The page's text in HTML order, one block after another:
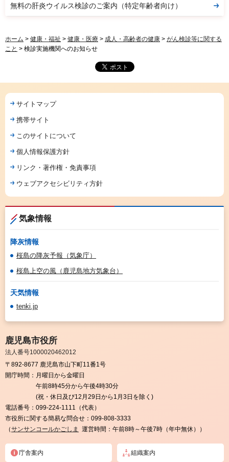
無料の肝炎ウイルス検診のご案内（特定年齢者向け）
ホーム > 健康・福祉 > 健康・医療 > 成人・高齢者の健康 > がん検診等に関する
こと > 検診実施機関へのお知らせ
サイトマップ
携帯サイト
このサイトについて
個人情報保護方針
リンク・著作権・免責事項
ウェブアクセシビリティ方針
気象情報
降灰情報
桜島の降灰予報（気象庁）
桜島上空の風（鹿児島地方気象台）
天気情報
tenki.jp
鹿児島市役所
法人番号1000020462012
〒892-8677 鹿児島市山下町11番1号
開庁時間： 月曜日から金曜日
午前8時45分から午後4時30分
(祝・休日及び12月29日から1月3日を除く)
電話番号： 099-224-1111（代表）
市役所に関する簡易な問合せ： 099-808-3333
（サンサンコールかごしま 運営時間：午前8時～午後7時（年中無休））
庁舎案内 組織案内